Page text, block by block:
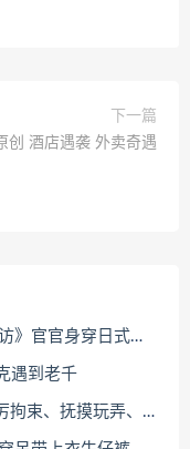
下一篇
创 酒店遇袭 外卖奇遇
折腰驷马等项目 逐帧展示绝美面...
遇到老千
抚摸玩弄、放置GC